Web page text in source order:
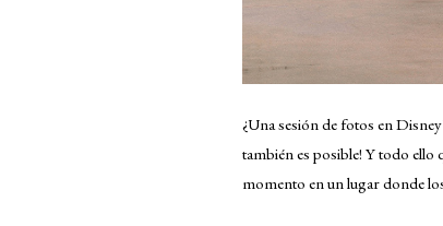
¿Una sesión de fotos en
también es posible! Y todo
momento en un lugar donde